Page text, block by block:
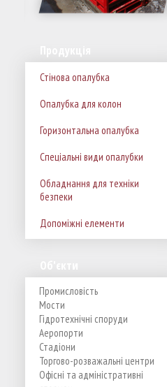
Стінова опалубка
Опалубка для колон
Горизонтальна опалубка
Спеціальні види опалубки
Обладнання для техніки
безпеки
Допоміжні елементи
Промисловість
Мости
Гідротехнічні споруди
Аеропорти
Стадіони
Торгово-розважальні центри
Офісні та адміністративні